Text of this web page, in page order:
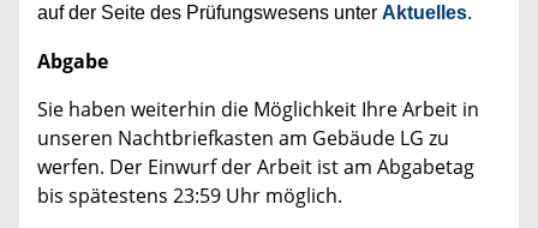
auf der Seite des Prüfungswesens unter Aktuelles.
Abgabe
Sie haben weiterhin die Möglichkeit Ihre Arbeit in
unseren Nachtbriefkasten am Gebäude LG zu
werfen. Der Einwurf der Arbeit ist am Abgabetag
bis spätestens 23:59 Uhr möglich.